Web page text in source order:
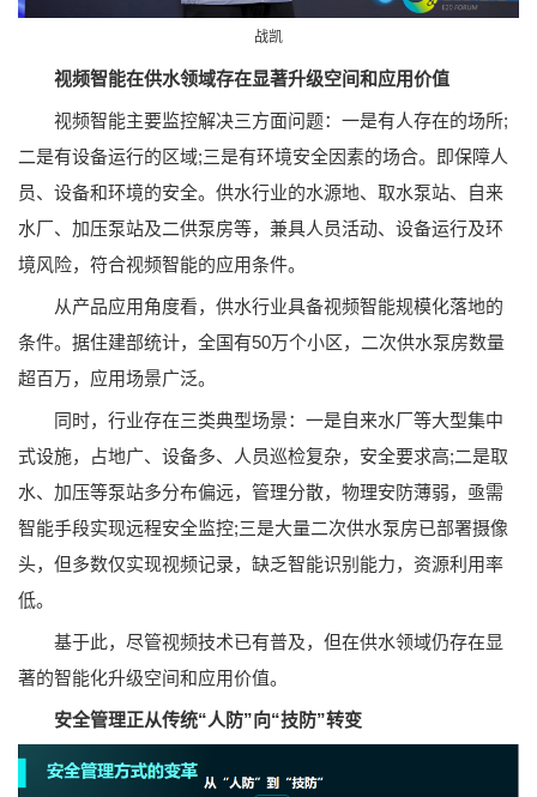
战凯
视频智能在供水领域存在显著升级空间和应用价值
视频智能主要监控解决三方面问题：一是有人存在的场所;
二是有设备运行的区域;三是有环境安全因素的场合。即保障人
员、设备和环境的安全。供水行业的水源地、取水泵站、自来
水厂、加压泵站及二供泵房等，兼具人员活动、设备运行及环
境风险，符合视频智能的应用条件。
从产品应用角度看，供水行业具备视频智能规模化落地的
条件。据住建部统计，全国有50万个小区，二次供水泵房数量
超百万，应用场景广泛。
同时，行业存在三类典型场景：一是自来水厂等大型集中
式设施，占地广、设备多、人员巡检复杂，安全要求高;二是取
水、加压等泵站多分布偏远，管理分散，物理安防薄弱，亟需
智能手段实现远程安全监控;三是大量二次供水泵房已部署摄像
头，但多数仅实现视频记录，缺乏智能识别能力，资源利用率
低。
基于此，尽管视频技术已有普及，但在供水领域仍存在显
著的智能化升级空间和应用价值。
安全管理正从传统“人防”向“技防”转变